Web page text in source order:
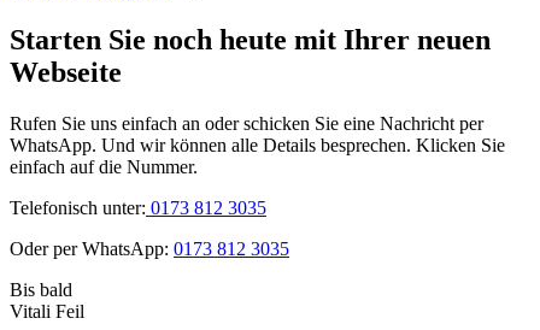
Starten Sie noch heute mit Ihrer neuen
Webseite
Rufen Sie uns einfach an oder schicken Sie eine Nachricht per
WhatsApp. Und wir können alle Details besprechen. Klicken Sie
einfach auf die Nummer.
Telefonisch unter: 0173 812 3035
Oder per WhatsApp: 0173 812 3035
Bis bald
Vitali Feil